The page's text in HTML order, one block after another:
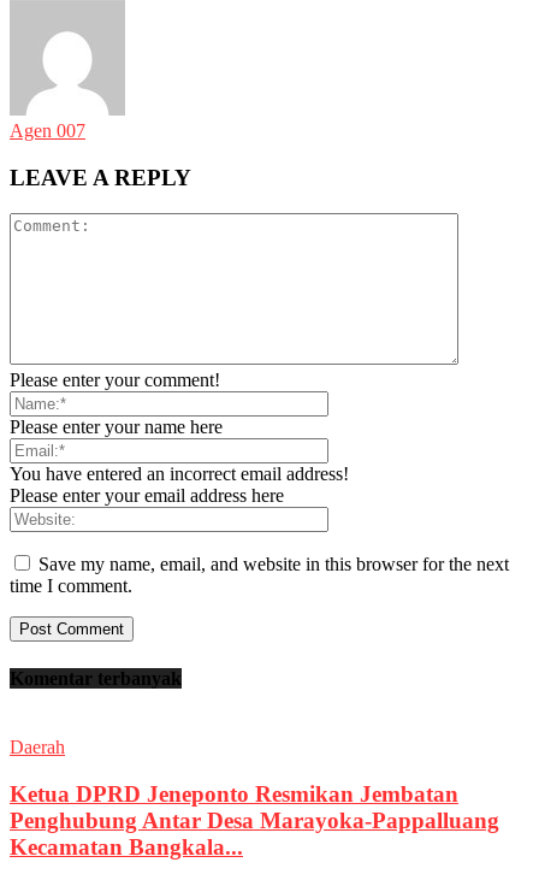
Agen 007
LEAVE A REPLY
Please enter your comment!
Please enter your name here
You have entered an incorrect email address!
Please enter your email address here
Save my name, email, and website in this browser for the next
time I comment.
Komentar terbanyak
Daerah
Ketua DPRD Jeneponto Resmikan Jembatan
Penghubung Antar Desa Marayoka-Pappalluang
Kecamatan Bangkala...